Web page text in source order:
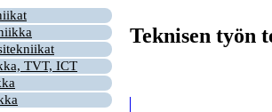
TVT, ICT
Teknisen työn